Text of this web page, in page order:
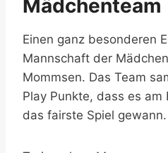
Mädchenteam
Einen ganz besonderen
Mannschaft der
Mommsen. Das Team
Play Punkte, dass es am
das fairste Spiel gewann.